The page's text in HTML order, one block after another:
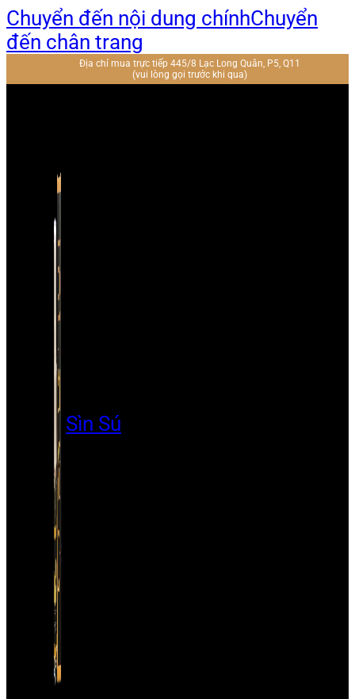
Chuyển đến nội dung chínhChuyển
đến chân trang
Địa chỉ mua trực tiếp 445/8 Lạc Long Quân, P5, Q11
(vui lòng gọi trước khi qua)
Sìn Sú